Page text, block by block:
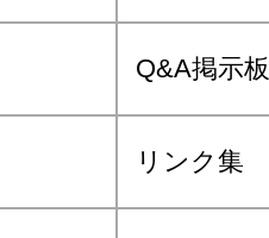
Q&A掲示板
リンク集